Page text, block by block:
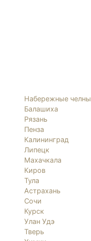
Набережные челны
Балашиха
Рязань
Пенза
Калининград
Липецк
Махачкала
Киров
Тула
Астрахань
Сочи
Курск
Улан Удэ
Тверь